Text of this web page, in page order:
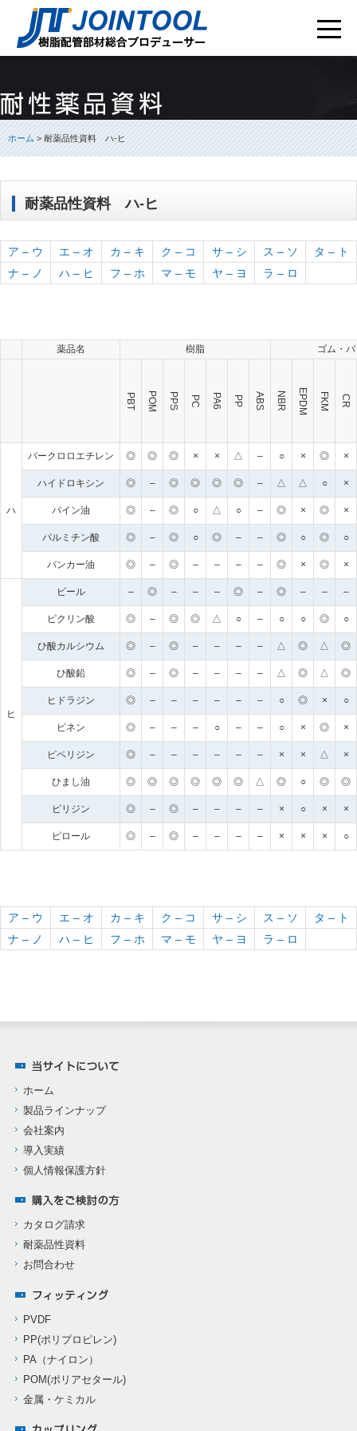
ホーム> 耐薬品性資料 ハ-ヒ
耐薬品性資料 ハ-ヒ
ア – ウ エ – オ カ – キ ク – コ サ – シ ス – ソ
タ – ト
ナ – ノ
ハ – ヒ フ – ホ マ – モ ヤ – ヨ ラ – ロ
薬品名 樹脂 ゴム・
PBT POM PPS PC PA6 PP ABS NBR EPDM FKM CR
ハ
パークロロエチレン ◎ ◎ ◎ × × △ – ○ × ◎ ×
ハイドロキシン ◎ – ◎ ◎ ◎ ◎ – △ △ ○ ×
パイン油 ◎ – ◎ ○ △ ○ – ◎ × ◎ ×
パルミチン酸 ◎ – ◎ ○ ◎ – – ◎ ○ ◎ ○
バンカー油 ◎ – ◎ – – – – ◎ × ◎ ×
ヒ
ビール – ◎ – – – ◎ – ◎ – – –
ピクリン酸 ◎ – ◎ ◎ △ ○ – ○ ○ ◎ ○
ひ酸カルシウム ◎ – ◎ – – – – △ ◎ △ ◎
ひ酸鉛 ◎ – ◎ – – – – △ ◎ △ ◎
ヒドラジン ◎ – – – – – – ○ ◎ × ○
ピネン ◎ – – – ○ – – ○ × ◎ ×
ピペリジン ◎ – – – – – – × × △ ×
ひまし油 ◎ ◎ ◎ ◎ ◎ ◎ △ ◎ ○ ◎ ◎
ピリジン ◎ – ◎ – – – – × ○ × ×
ピロール ◎ – ◎ – – – – × × × ○
ア – ウ エ – オ カ – キ ク – コ サ – シ ス – ソ
タ – ト
ナ – ノ
ハ – ヒ フ – ホ マ – モ ヤ – ヨ ラ – ロ
ホーム
製品ラインナップ
会社案内
導入実績
個人情報保護方針
カタログ請求
耐薬品性資料
お問合わせ
PVDF
PP(ポリプロピレン)
PA（ナイロン）
POM(ポリアセタール)
金属・ケミカル